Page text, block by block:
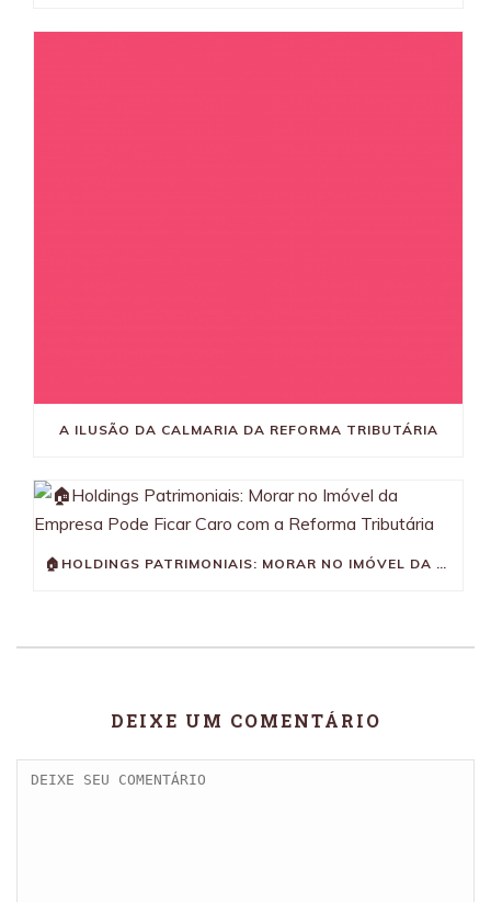
A ILUSÃO DA CALMARIA DA REFORMA TRIBUTÁRIA
🏠HOLDINGS PATRIMONIAIS: MORAR NO IMÓVEL DA EMPRESA PODE FICAR CARO COM A REFORMA TRIBUTÁRIA
DEIXE UM COMENTÁRIO